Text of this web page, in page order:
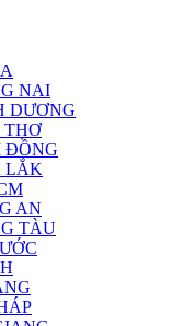
NAI
DƯƠNG
THƠ
ĐỒNG
LẮK
AN
TÀU